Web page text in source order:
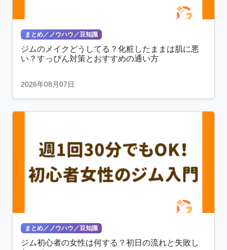
まとめ／ノウハウ／豆知識
ジムのメイクどうしてる？化粧したままは肌に悪
い？すっぴん対策とおすすめの通い方
2026年08月07日
まとめ／ノウハウ／豆知識
ジム初心者の女性は何する？初日の流れと失敗し